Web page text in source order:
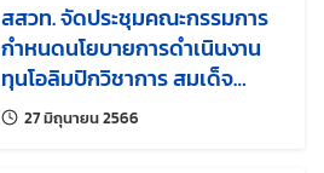
สสวท. จัดประชุมคณะกรรมการ
กำหนดนโยบายการดำเนินงาน
ทุนโอลิมปิกวิชาการ สมเด็จ
พระเจ้าพี่นางเธอ เจ้าฟ้ากัลยาณิ
วัฒนา กรมหลวงนราธิวาสราช
27 มิถุนายน 2566แก้ไขล่าสุดเมื่อ: